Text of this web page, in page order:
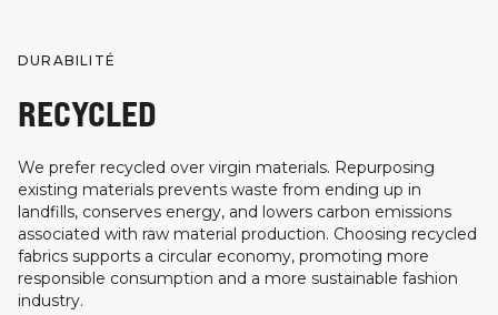
DURABILITÉ
RECYCLED
We prefer recycled over virgin materials. Repurposing
existing materials prevents waste from ending up in
landfills, conserves energy, and lowers carbon emissions
associated with raw material production. Choosing recycled
fabrics supports a circular economy, promoting more
responsible consumption and a more sustainable fashion
industry.